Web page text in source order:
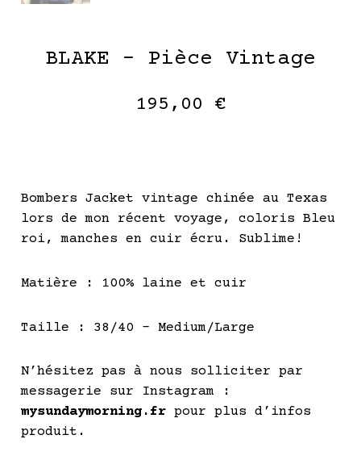
BLAKE – Pièce Vintage
195,00 €
Bombers Jacket vintage chinée au Texas
lors de mon récent voyage, coloris Bleu
roi, manches en cuir écru. Sublime!
Matière : 100% laine et cuir
Taille : 38/40 – Medium/Large
N’hésitez pas à nous solliciter par
messagerie sur Instagram :
mysundaymorning.fr pour plus d’infos
produit.